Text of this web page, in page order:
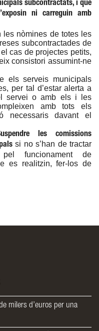
subcontractats, i que
ni carreguin amb
les nòmines de totes les
subcontractades de
cas de projectes petits,
consistori assumint-ne
els serveis municipals
per tal d’estar alerta a
servei o amb els i les
amb tots els
necessaris davant el
les comissions
si no s’han de tractar
pel funcionament de
es realitzin, fer-los de
milers d’euros per una